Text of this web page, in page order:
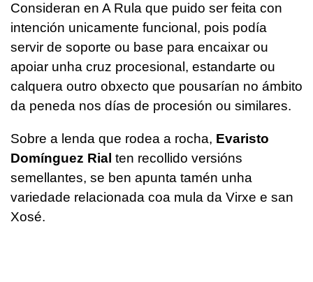
Consideran en A Rula que puido ser feita con
intención unicamente funcional, pois podía
servir de soporte ou base para encaixar ou
apoiar unha cruz procesional, estandarte ou
calquera outro obxecto que pousarían no ámbito
da peneda nos días de procesión ou similares.
Sobre a lenda que rodea a rocha, Evaristo
Domínguez Rial ten recollido versións
semellantes, se ben apunta tamén unha
variedade relacionada coa mula da Virxe e san
Xosé.